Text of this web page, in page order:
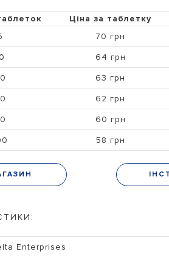
Ціна за таблетку
70 грн
64 грн
63 грн
62 грн
60 грн
58 грн
Enterprises